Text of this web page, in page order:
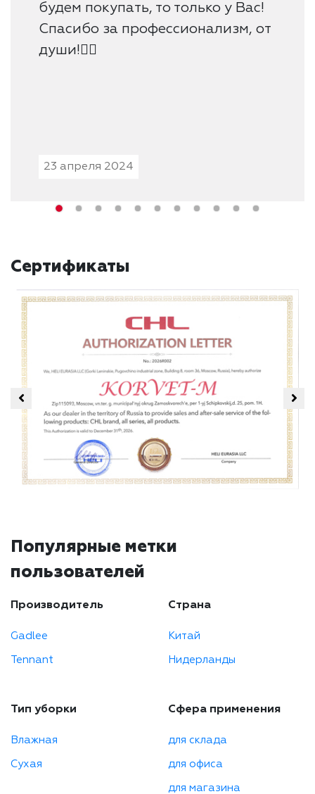
будем покупать, то только у Вас!
Спасибо за профессионализм, от
души!👍🏻
23 апреля 2024
Сертификаты
Популярные метки
пользователей
Производитель
Gadlee
Tennant
Страна
Китай
Нидерланды
Тип уборки
Влажная
Сухая
Сфера применения
для склада
для офиса
для магазина